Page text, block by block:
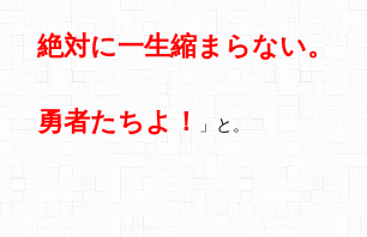
絶対に一生縮まらない。
勇者たちよ！ 」 と。